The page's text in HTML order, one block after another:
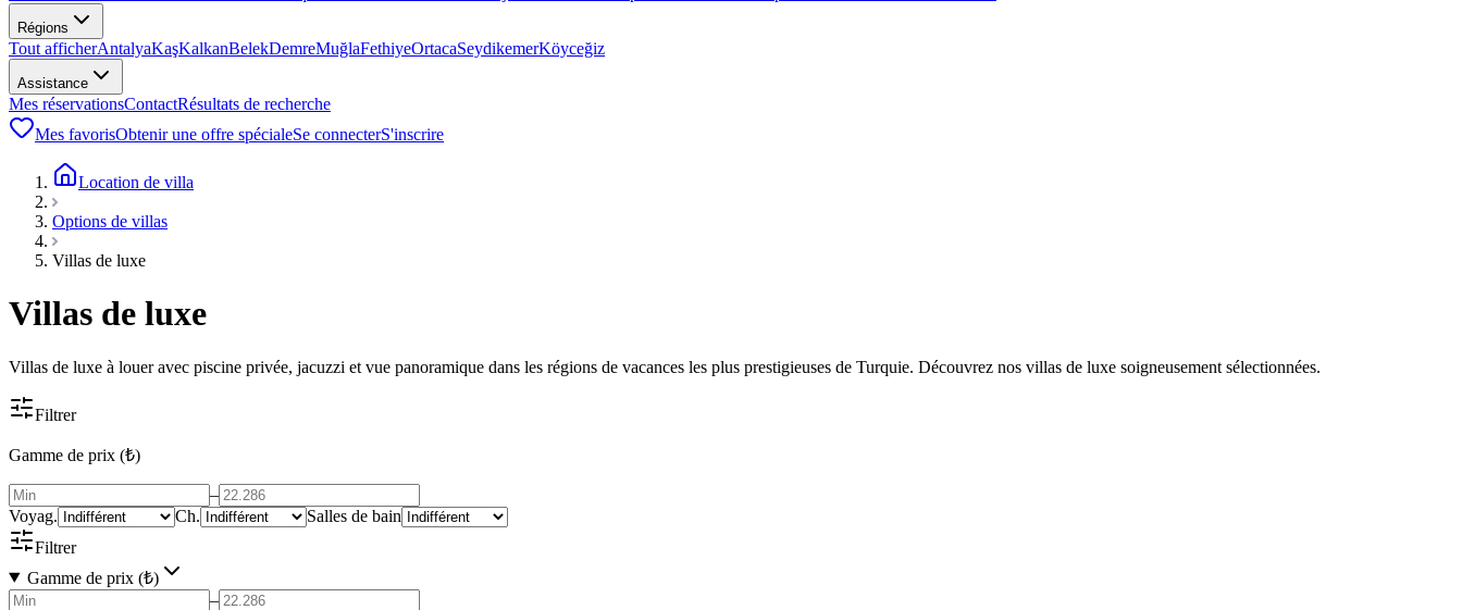
Régions
Tout afficherAntalyaKaşKalkanBelekDemreMuğlaFethiyeOrtacaSeydikemerKöyceğiz
Assistance
Mes réservationsContactRésultats de recherche
Mes favorisObtenir une offre spécialeSe connecterS'inscrire
Location de villa
Options de villas
Villas de luxe
Villas de luxe
Villas de luxe à louer avec piscine privée, jacuzzi et vue panoramique dans les régions de vacances les plus prestigieuses de Turquie. Découvrez nos villas de luxe soigneusement sélectionnées.
Filtrer
Gamme de prix (₺)
–
Voyag.
Ch.
Salles de bain
Filtrer
Gamme de prix (₺)
–